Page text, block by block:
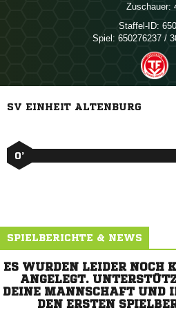
Zuschauer:
Staffel-ID:
Spiel: 650276237 /
SV EINHEIT ALTENBURG
0’
SPIELBERICHTE & NEWS
ES WURDEN LEIDER NOCH
ANGELEGT.
DEINE MANNSCHAFT UND
DEN ERSTEN